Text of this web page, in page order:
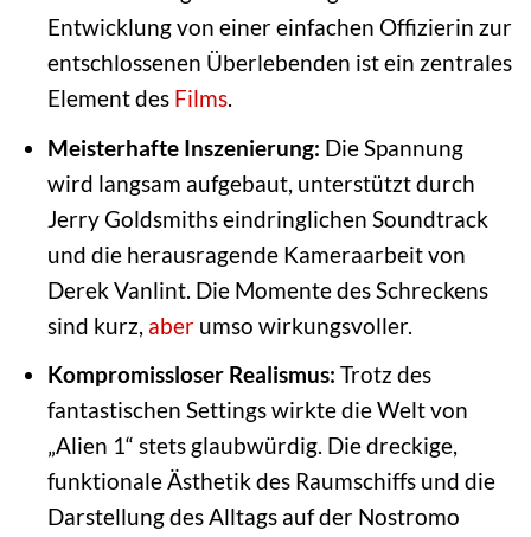
Entwicklung von einer einfachen Offizierin zur
entschlossenen Überlebenden ist ein zentrales
Element des Films.
Meisterhafte Inszenierung: Die Spannung
wird langsam aufgebaut, unterstützt durch
Jerry Goldsmiths eindringlichen Soundtrack
und die herausragende Kameraarbeit von
Derek Vanlint. Die Momente des Schreckens
sind kurz, aberumso wirkungsvoller.
Kompromissloser Realismus: Trotz des
fantastischen Settings wirkte die Welt von
„Alien 1“ stets glaubwürdig. Die dreckige,
funktionale Ästhetik des Raumschiffs und die
Darstellung des Alltags auf der Nostromo